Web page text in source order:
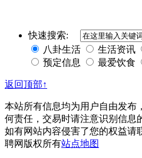
快速搜索:
八卦生活
生活资讯
预定信息
最爱饮食
返回顶部↑
本站所有信息均为用户自由发布
何责任，交易时请注意识别信息
如有网站内容侵害了您的权益请
聘网版权所有站点地图